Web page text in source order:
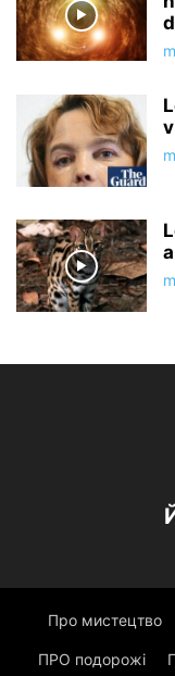
Про мистецтво
ПРО подорожі